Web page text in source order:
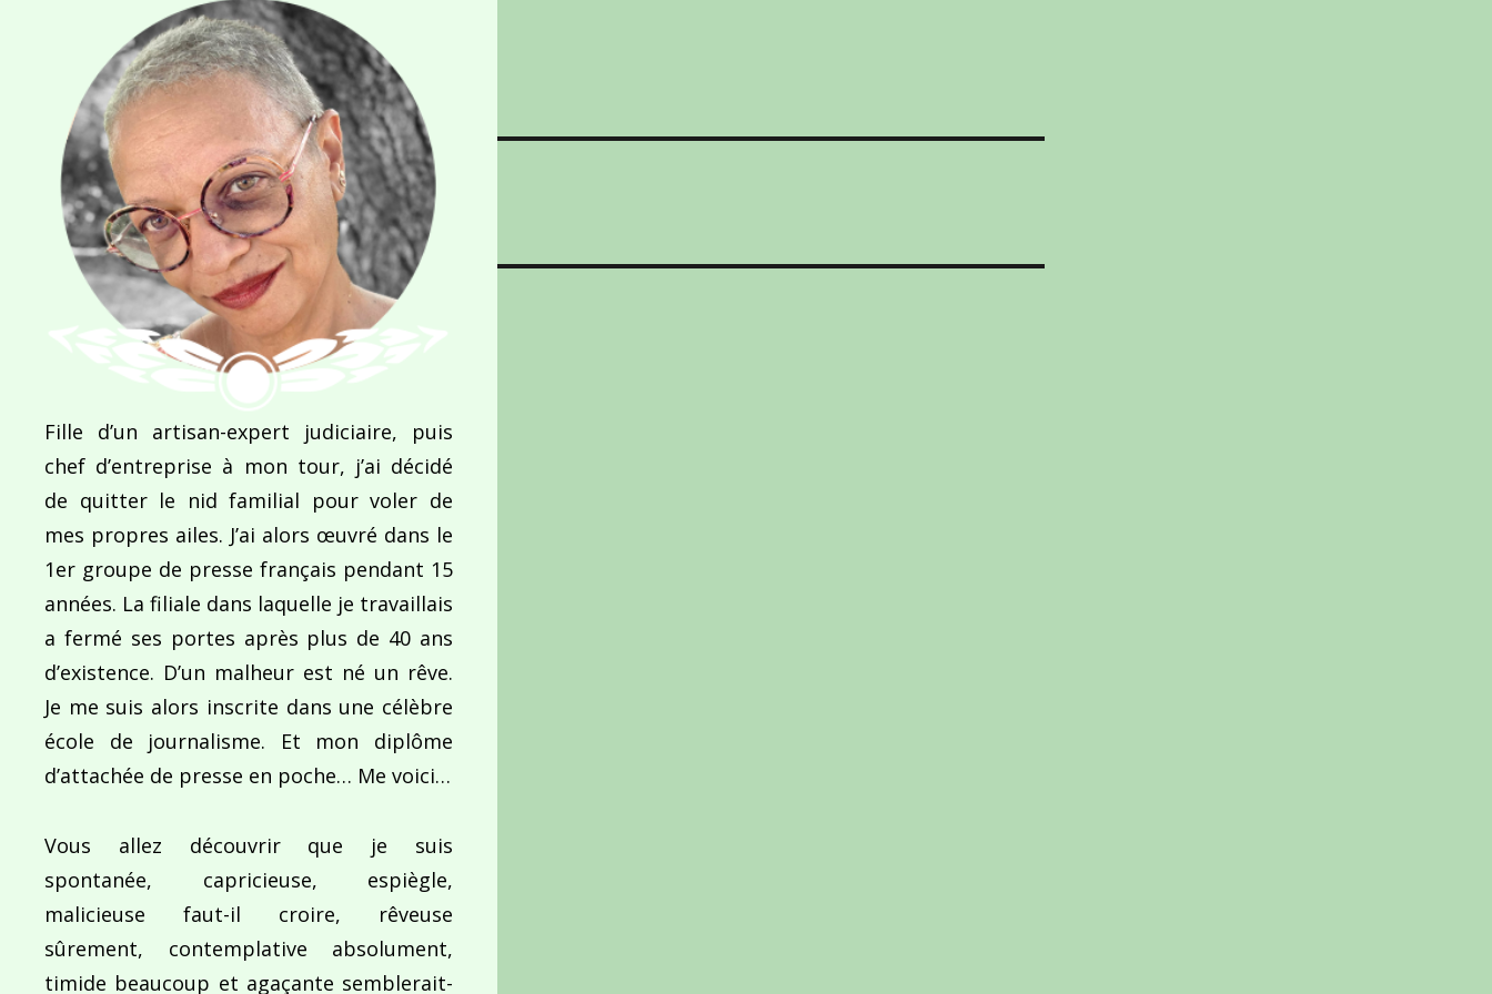
Navigation
l’article
Aurélie : To believe in yourself
Fille d’un artisan-expert judiciaire, puis
chef d’entreprise à mon tour, j’ai décidé
de quitter le nid familial pour voler de
mes propres ailes. J’ai alors œuvré dans le
1er groupe de presse français pendant 15
années. La filiale dans laquelle je travaillais
a fermé ses portes après plus de 40 ans
d’existence. D’un malheur est né un rêve.
Je me suis alors inscrite dans une célèbre
école de journalisme. Et mon diplôme
d’attachée de presse en poche… Me voici…
Vous allez découvrir que je suis
spontanée, capricieuse, espiègle,
malicieuse faut-il croire, rêveuse
sûrement, contemplative absolument,
timide beaucoup et agaçante semblerait-